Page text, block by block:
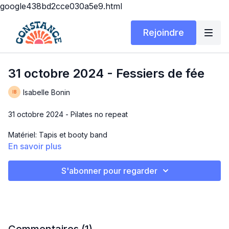
google438bd2cce030a5e9.html
Rejoindre
31 octobre 2024 - Fessiers de fée
Isabelle Bonin
31 octobre 2024 - Pilates no repeat
Matériel: Tapis et booty band
FESSIERS DE FÉE 🧚
#norepeat
En savoir plus
S'abonner pour regarder